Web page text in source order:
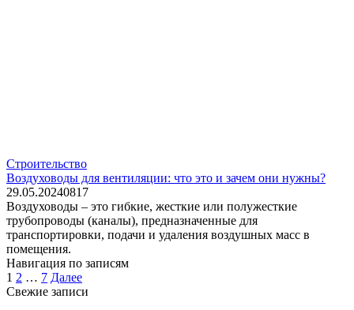
Строительство
Воздуховоды для вентиляции: что это и зачем они нужны?
29.05.20240817
Воздуховоды – это гибкие, жесткие или полужесткие
трубопроводы (каналы), предназначенные для
транспортировки, подачи и удаления воздушных масс в
помещения.
Навигация по записям
1 2 … 7 Далее
Свежие записи